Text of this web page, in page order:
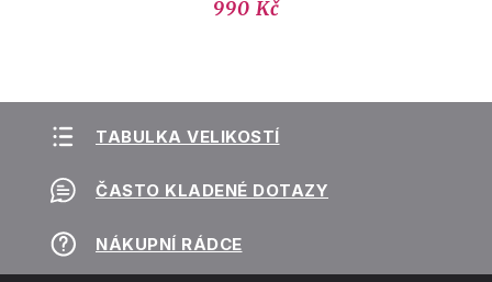
990 Kč
TABULKA VELIKOSTÍ
ČASTO KLADENÉ DOTAZY
NÁKUPNÍ RÁDCE